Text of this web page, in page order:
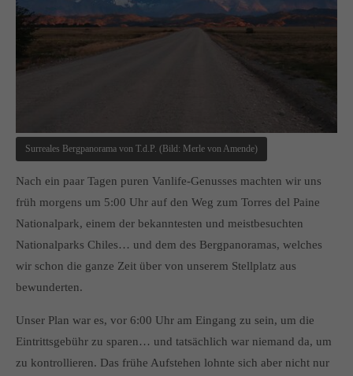
Surreales Bergpanorama von T.d.P. (Bild: Merle von Amende)
Nach ein paar Tagen puren Vanlife-Genusses machten wir uns
früh morgens um 5:00 Uhr auf den Weg zum Torres del Paine
Nationalpark, einem der bekanntesten und meistbesuchten
Nationalparks Chiles… und dem des Bergpanoramas, welches
wir schon die ganze Zeit über von unserem Stellplatz aus
bewunderten.
Unser Plan war es, vor 6:00 Uhr am Eingang zu sein, um die
Eintrittsgebühr zu sparen… und tatsächlich war niemand da, um
zu kontrollieren. Das frühe Aufstehen lohnte sich aber nicht nur